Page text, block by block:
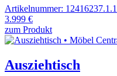
Artikelnummer: 12416237.1.1
3.999 €
zum Produkt
Ausziehtisch